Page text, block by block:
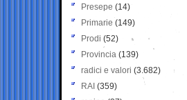
Presepe (14)
Primarie (149)
Prodi (52)
Provincia (139)
radici e valori (3.682)
RAI (359)